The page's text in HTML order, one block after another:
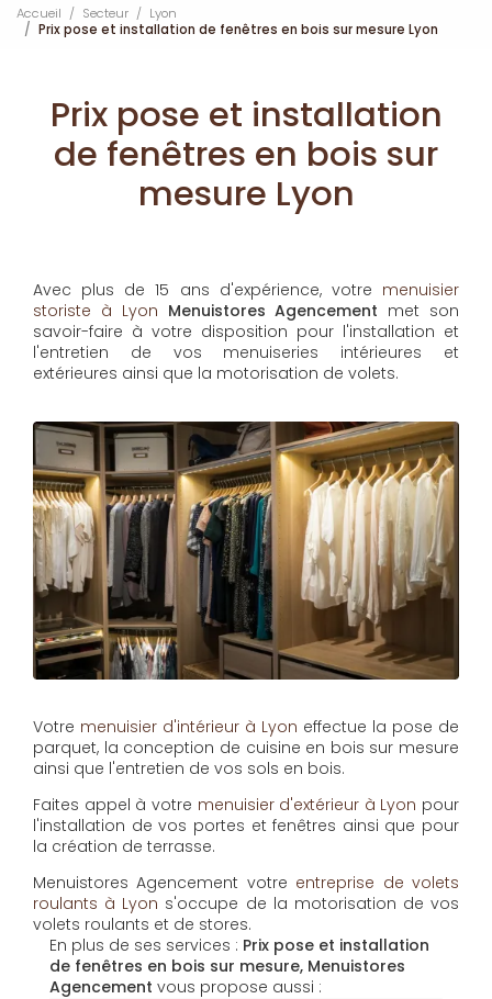
Accueil Secteur
Lyon
Prix pose et installation de fenêtres en bois sur mesure Lyon
Prix pose et installation
de fenêtres en bois sur
mesure Lyon
Avec plus de 15 ans d'expérience, votre menuisier
storiste à Lyon Menuistores Agencement met son
savoir-faire à votre disposition pour l'installation et
l'entretien de vos menuiseries intérieures et
extérieures ainsi que la motorisation de volets.
Votre menuisier d'intérieur à Lyon effectue la pose de
parquet, la conception de cuisine en bois sur mesure
ainsi que l'entretien de vos sols en bois.
Faites appel à votre menuisier d'extérieur à Lyon pour
l'installation de vos portes et fenêtres ainsi que pour
la création de terrasse.
Menuistores Agencement votre entreprise de volets
roulants à Lyon s'occupe de la motorisation de vos
volets roulants et de stores.
En plus de ses services : Prix pose et installation
de fenêtres en bois sur mesure, Menuistores
Agencement vous propose aussi :